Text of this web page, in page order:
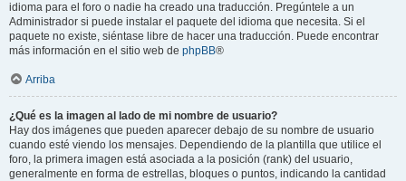
idioma para el foro o nadie ha creado una traducción. Pregúntele a un
Administrador si puede instalar el paquete del idioma que necesita. Si el
paquete no existe, siéntase libre de hacer una traducción. Puede encontrar
más información en el sitio web de phpBB®
Arriba
¿Qué es la imagen al lado de mi nombre de usuario?
Hay dos imágenes que pueden aparecer debajo de su nombre de usuario
cuando esté viendo los mensajes. Dependiendo de la plantilla que utilice el
foro, la primera imagen está asociada a la posición (rank) del usuario,
generalmente en forma de estrellas, bloques o puntos, indicando la cantidad